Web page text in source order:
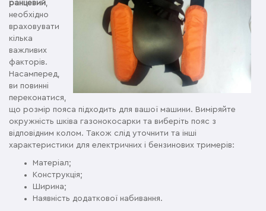
ранцевий,
необхідно
враховувати
кілька
важливих
факторів.
Насамперед,
ви повинні
переконатися,
що розмір пояса підходить для вашої машини. Виміряйте
окружність шківа газонокосарки та виберіть пояс з
відповідним колом. Також слід уточнити та інші
характеристики для електричних і бензинових тримерів:
Матеріал;
Конструкція;
Ширина;
Наявність додаткової набивання.